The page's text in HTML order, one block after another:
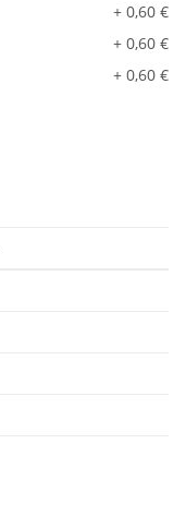
+ 0,60 €
+ 0,60 €
+ 0,60 €